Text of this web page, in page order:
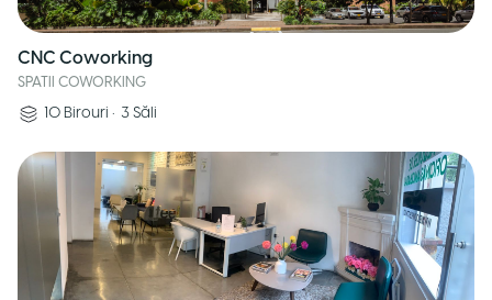
CNC Coworking
SPATII COWORKING
10 Birouri • 3 Săli